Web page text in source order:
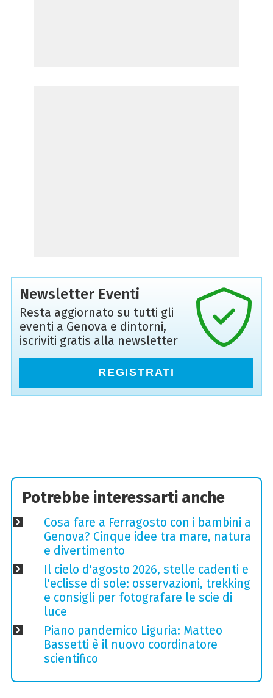
Newsletter Eventi
Resta aggiornato su tutti gli
eventi a Genova e dintorni,
iscriviti gratis alla newsletter
REGISTRATI
Potrebbe interessarti anche
Cosa fare a Ferragosto con i bambini a
Genova? Cinque idee tra mare, natura
e divertimento
Il cielo d'agosto 2026, stelle cadenti e
l'eclisse di sole: osservazioni, trekking
e consigli per fotografare le scie di
luce
Piano pandemico Liguria: Matteo
Bassetti è il nuovo coordinatore
scientifico